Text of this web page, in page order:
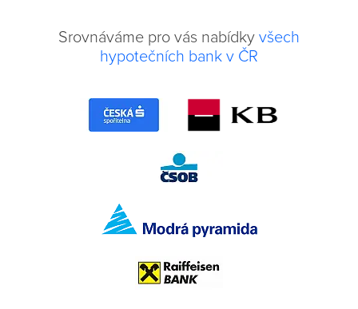
Srovnáváme pro vás nabídky všech
hypotečních bank v ČR